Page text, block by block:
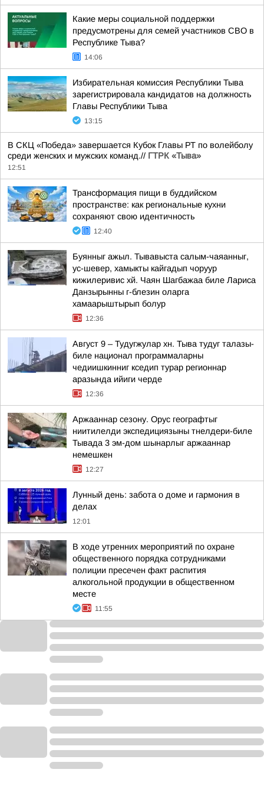
Какие меры социальной поддержки
предусмотрены для семей участников СВО в
Республике Тыва?
14:06
Избирательная комиссия Республики Тыва
зарегистрировала кандидатов на должность
Главы Республики Тыва
13:15
В СКЦ «Победа» завершается Кубок Главы РТ по волейболу
среди женских и мужских команд.// ГТРК «Тыва»
12:51
Трансформация пищи в буддийском
пространстве: как региональные кухни
сохраняют свою идентичность
12:40
Буянныг ажыл. Тывавыста салым-чаяанныг,
ус-шевер, хамыкты кайгадып чоруур
кижилеривис хй. Чаян Шагбажаа биле Лариса
Данзырынны г-блезин оларга
хамаарыштырып болур
12:36
Август 9 – Тудугжулар хн. Тыва тудуг талазы-
биле национал программаларны
чедиишкинниг кседип турар регионнар
аразында ийиги черде
12:36
Аржааннар сезону. Орус географтыг
ниитилелди экспедициязыны тнелдери-биле
Тывада 3 эм-дом шынарлыг аржааннар
немешкен
12:27
Лунный день: забота о доме и гармония в
делах
12:01
В ходе утренних мероприятий по охране
общественного порядка сотрудниками
полиции пресечен факт распития
алкогольной продукции в общественном
месте
11:55